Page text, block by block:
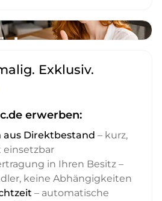
Exklusiv.
erwerben:
aus Direktbestand – kurz,
einsetzbar
in Ihren Besitz –
keine Abhängigkeiten
– automatische